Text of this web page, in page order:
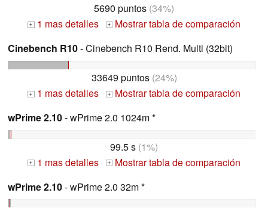
5690 puntos (34%)
+ 1 mas detalles +
Mostrar tabla de comparación
Cinebench R10- Cinebench R10 Rend. Multi (32bit)
33649 puntos(24%)
+ 1 mas detalles +
Mostrar tabla de comparación
wPrime 2.10- wPrime 2.0 1024m *
99.5 s (1%)
+ 1 mas detalles +
Mostrar tabla de comparación
wPrime 2.10- wPrime 2.0 32m *